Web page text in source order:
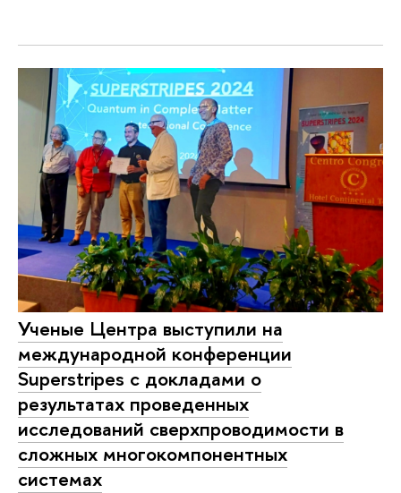
Ученые Центра выступили на
международной конференции
Superstripes с докладами о
результатах проведенных
исследований сверхпроводимости в
сложных многокомпонентных
системах